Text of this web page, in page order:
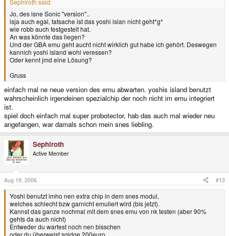
Sephiroth said:
Jo, des isne Sonic "version"..
isja auch egal, tatsache ist das yoshi islan nicht geht*g*
wie robb auch festgestelt hat.
An was könnte das liegen?
Und der GBA emu geht aucht nicht wirklich gut habe ich gehört. Deswegen
kannich yoshi island wohl veressen?
Oder kennt jmd eine Lösung?
Gruss
einfach mal ne neue version des emu abwarten. yoshis island benutzt
wahrscheinlich irgendeinen spezialchip der noch nicht im emu integriert
ist.
spiel doch einfach mal super probotector, hab das auch mal wieder neu
angefangen, war damals schon mein snes liebling.
Sephiroth
Active Member
Aug 19, 2006 #13
Yoshi benutzt imho nen extra chip in dem snes modul,
welches schlecht bzw garnicht emuliert wird (bis jetzt).
Kannst das ganze nochmal mit dem snes emu von nk testen (aber 90%
gehts da auch nicht)
Entweder du wartest noch nen bisschen
oder du überweist sqidge 200euro